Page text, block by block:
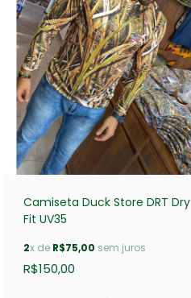
Camiseta Duck Store DRT Dry
Fit UV35
2x de R$75,00 sem juros
R$150,00